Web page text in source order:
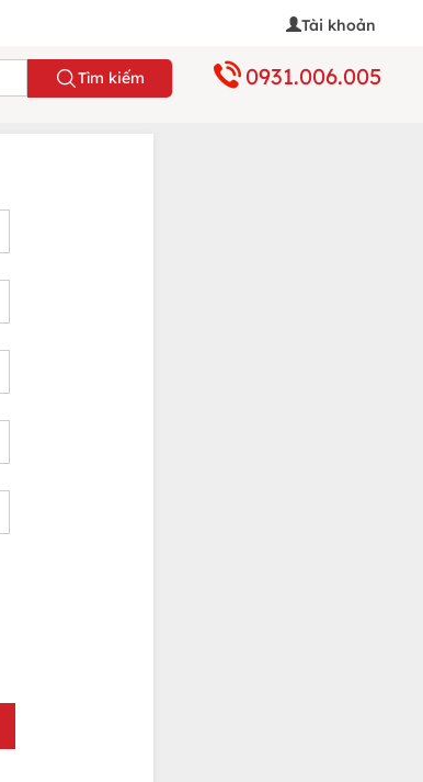
Tài khoản
Tìm kiếm 0931.006.005